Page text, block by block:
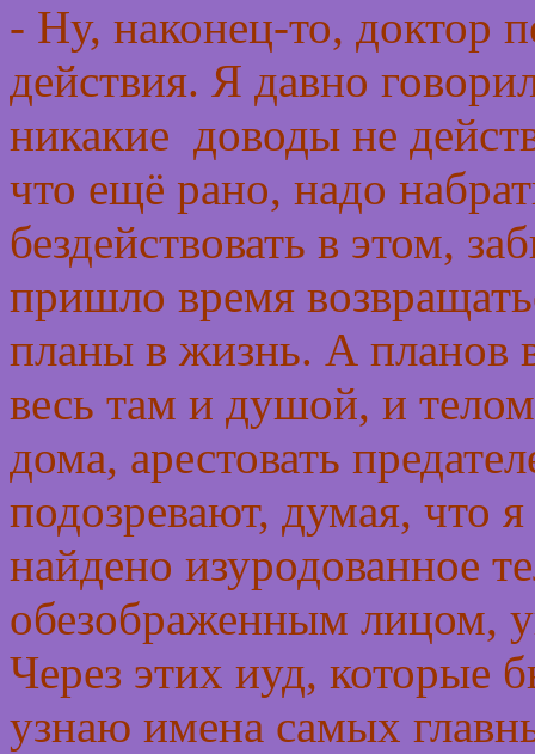
- Ну, наконец-то, доктор
действия. Я давно
никакие доводы не
что ещё рано, надо
бездействовать в этом,
пришло время
планы в жизнь. А планов
весь там и душой, и
дома, арестовать
подозревают, думая, что
найдено изуродованное
обезображенным лицом,
Через этих иуд, которые
узнаю имена самых